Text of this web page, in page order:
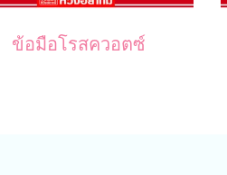
ข้อมือโรสควอตซ์